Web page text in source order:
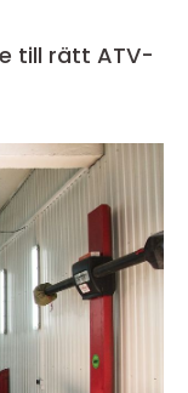
till rätt ATV-